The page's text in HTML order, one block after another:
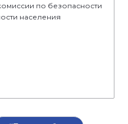
по безопасности
населения